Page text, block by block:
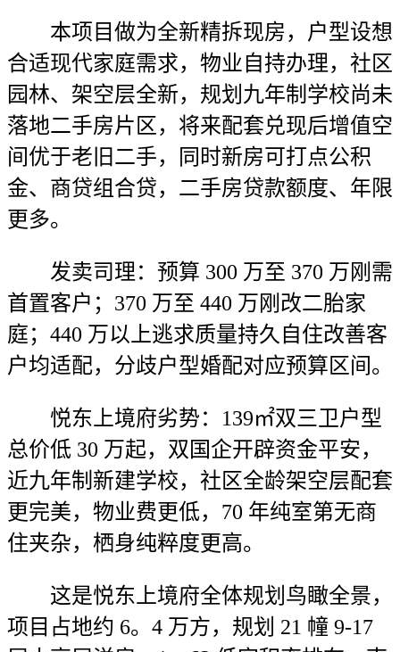
本项目做为全新精拆现房，户型设想
合适现代家庭需求，物业自持办理，社区
园林、架空层全新，规划九年制学校尚未
落地二手房片区，将来配套兑现后增值空
间优于老旧二手，同时新房可打点公积
金、商贷组合贷，二手房贷款额度、年限
更多。
发卖司理：预算 300 万至 370 万刚需
首置客户；370 万至 440 万刚改二胎家
庭；440 万以上逃求质量持久自住改善客
户均适配，分歧户型婚配对应预算区间。
悦东上境府劣势：139㎡双三卫户型
总价低 30 万起，双国企开辟资金平安，
近九年制新建学校，社区全龄架空层配套
更完美，物业费更低，70 年纯室第无商
住夹杂，栖身纯粹度更高。
这是悦东上境府全体规划鸟瞰全景，
项目占地约 6。4 万方，规划 21 幢 9-17